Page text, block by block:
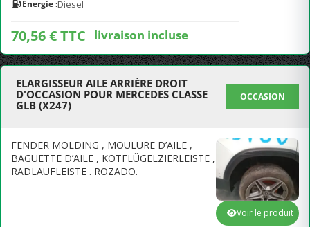
Energie :Diesel
70,56 € TTC livraison incluse
ELARGISSEUR AILE ARRIÈRE DROIT
D'OCCASION POUR MERCEDES CLASSE
GLB (X247)
OCCASION
FENDER MOLDING , MOULURE D’AILE ,
BAGUETTE D’AILE , KOTFLÜGELZIERLEISTE ,
RADLAUFLEISTE . ROZADO.
Voir le produit